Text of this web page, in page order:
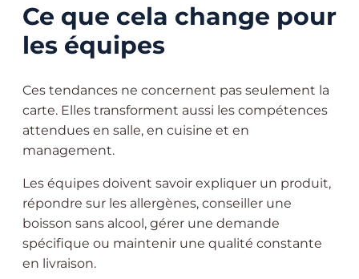
Ce que cela change pour
les équipes
Ces tendances ne concernent pas seulement la
carte. Elles transforment aussi les compétences
attendues en salle, en cuisine et en
management.
Les équipes doivent savoir expliquer un produit,
répondre sur les allergènes, conseiller une
boisson sans alcool, gérer une demande
spécifique ou maintenir une qualité constante
en livraison.